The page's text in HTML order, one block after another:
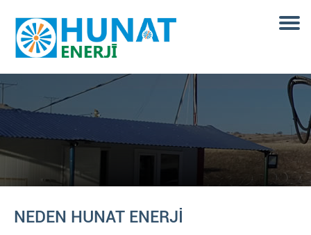
NEDEN HUNAT ENERJİ